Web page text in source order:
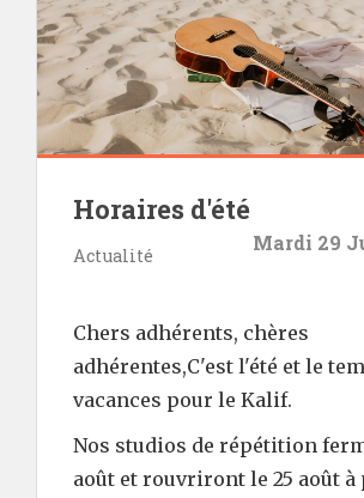
Horaires d'été
Actualité
Mardi 29
Chers adhérents, chères
adhérentes,C'est l'été et le
vacances pour le Kalif.
Nos studios de répétition
août et rouvriront le 25 août